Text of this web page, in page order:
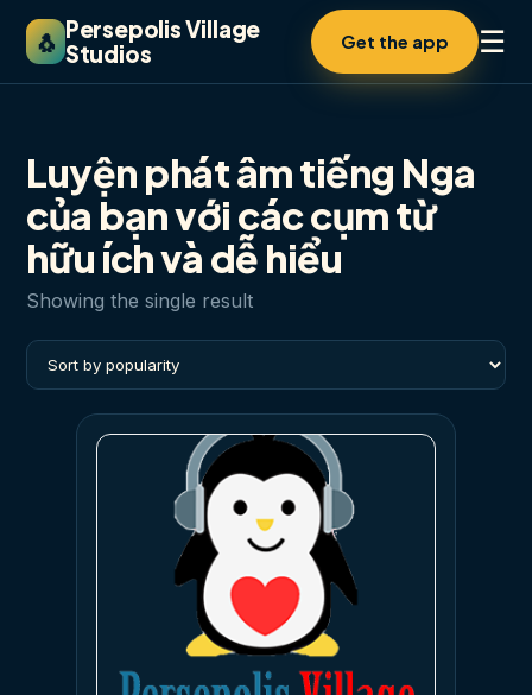
🐧 Persepolis Village
Studios
Get the app ☰
Luyện phát âm tiếng Nga
của bạn với các cụm từ
hữu ích và dễ hiểu
Showing the single result